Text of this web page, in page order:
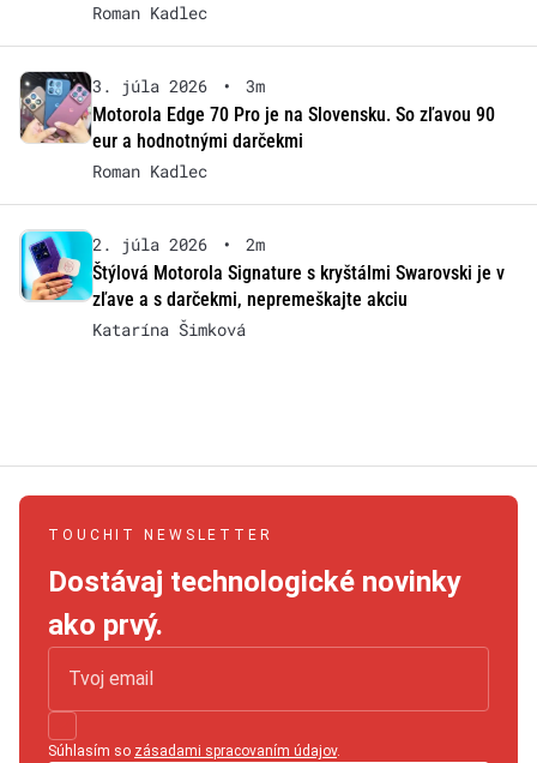
Roman Kadlec
3. júla 2026 •
3m
Motorola Edge 70 Pro je na Slovensku. So zľavou 90
eur a hodnotnými darčekmi
Roman Kadlec
2. júla 2026 •
2m
Štýlová Motorola Signature s kryštálmi Swarovski je v
zľave a s darčekmi, nepremeškajte akciu
Katarína Šimková
TOUCHIT NEWSLETTER
Dostávaj technologické novinky
ako prvý.
Súhlasím so zásadami spracovaním údajov.